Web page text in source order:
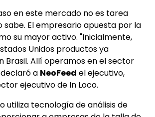
en este mercado no es tarea
sabe. El empresario apuesta por la
su mayor activo. "Inicialmente,
Unidos productos ya
Brasil. Allí operamos en el sector
a NeoFeed el ejecutivo,
ejecutivo de In Loco.
utiliza tecnología de análisis de